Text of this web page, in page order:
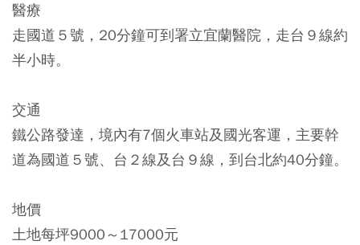
醫療
走國道５號，20分鐘可到署立宜蘭醫院，走台９線約
半小時。
交通
鐵公路發達，境內有7個火車站及國光客運，主要幹
道為國道５號、台２線及台９線，到台北約40分鐘。
地價
土地每坪9000～17000元